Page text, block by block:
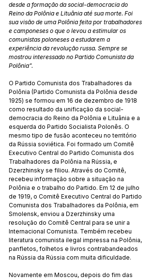
desde a formação da social-democracia do
Reino da Polônia e Lituânia até sua morte. Foi
sua visão de uma Polônia feita por trabalhadores
e camponeses o que o levou a estimular os
comunistas poloneses a estudarem a
experiência da revolução russa. Sempre se
mostrou interessado no Partido Comunista da
Polônia”.
O Partido Comunista dos Trabalhadores da
Polônia (Partido Comunista da Polônia desde
1925) se formou em 16 de dezembro de 1918
como resultado da unificação da social-
democracia do Reino da Polônia e Lituânia e a
esquerda do Partido Socialista Polonês. O
mesmo tipo de fusão aconteceu no território
da Rússia soviética. Foi formado um Comitê
Executivo Central do Partido Comunista dos
Trabalhadores da Polônia na Rússia, e
Dzerzhinsky se filiou. Através do Comitê,
recebeu informação sobre a situação na
Polônia e o trabalho do Partido. Em 12 de julho
de 1919, o Comitê Executivo Central do Partido
Comunista dos Trabalhadores da Polônia, em
Smolensk, enviou a Dzerzhinsky uma
resolução do Comitê Central para se unir a
Internacional Comunista. Tembém recebeu
literatura comunista ilegal impressa na Polônia,
panfletos, folhetos e livros contrabandeados
na Rússia da Rússia com muita dificuldade.
Novamente em Moscou, depois do fim das